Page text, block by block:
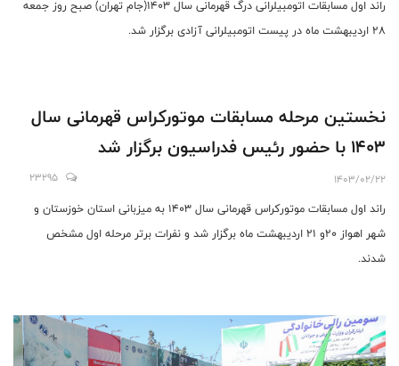
راند اول مسابقات اتومبیلرانی درگ قهرمانی سال ۱۴۰۳(جام تهران) صبح روز جمعه
28 اردیبهشت ماه در پیست اتومبیلرانی آزادی برگزار شد.
نخستین مرحله مسابقات موتورکراس قهرمانی سال
۱۴۰۳ با حضور رئیس فدراسیون برگزار شد
1403/02/22
23295
راند اول مسابقات موتورکراس قهرمانی سال ۱۴۰۳ به میزبانی استان خوزستان و
شهر اهواز 20و 21 اردیبهشت ماه برگزار شد و نفرات برتر مرحله اول مشخص
شدند.